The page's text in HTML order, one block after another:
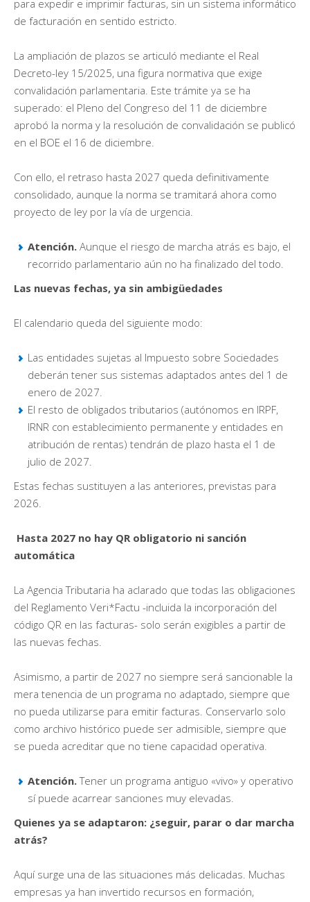
para expedir e imprimir facturas, sin un sistema informático
de facturación en sentido estricto.
La ampliación de plazos se articuló mediante el Real
Decreto-ley 15/2025, una figura normativa que exige
convalidación parlamentaria. Este trámite ya se ha
superado: el Pleno del Congreso del 11 de diciembre
aprobó la norma y la resolución de convalidación se publicó
en el BOE el 16 de diciembre.
Con ello, el retraso hasta 2027 queda definitivamente
consolidado, aunque la norma se tramitará ahora como
proyecto de ley por la vía de urgencia.
Atención. Aunque el riesgo de marcha atrás es bajo, el
recorrido parlamentario aún no ha finalizado del todo.
Las nuevas fechas, ya sin ambigüedades
El calendario queda del siguiente modo:
Las entidades sujetas al Impuesto sobre Sociedades
deberán tener sus sistemas adaptados antes del 1 de
enero de 2027.
El resto de obligados tributarios (autónomos en IRPF,
IRNR con establecimiento permanente y entidades en
atribución de rentas) tendrán de plazo hasta el 1 de
julio de 2027.
Estas fechas sustituyen a las anteriores, previstas para
2026.
Hasta 2027 no hay QR obligatorio ni sanción
automática
La Agencia Tributaria ha aclarado que todas las obligaciones
del Reglamento Veri*Factu -incluida la incorporación del
código QR en las facturas- solo serán exigibles a partir de
las nuevas fechas.
Asimismo, a partir de 2027 no siempre será sancionable la
mera tenencia de un programa no adaptado, siempre que
no pueda utilizarse para emitir facturas. Conservarlo solo
como archivo histórico puede ser admisible, siempre que
se pueda acreditar que no tiene capacidad operativa.
Atención.Tener un programa antiguo «vivo» y operativo
sí puede acarrear sanciones muy elevadas.
Quienes ya se adaptaron: ¿seguir, parar o dar marcha
atrás?
Aquí surge una de las situaciones más delicadas. Muchas
empresas ya han invertido recursos en formación,